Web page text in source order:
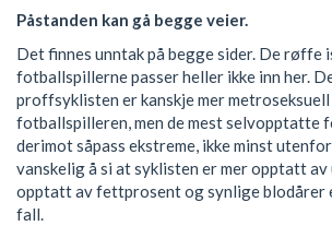
Påstanden kan gå begge veier.
Det finnes unntak på begge sider. De røffe
fotballspillerne passer heller ikke inn her.
proffsyklisten er kanskje mer metroseksuell
fotballspilleren, men de mest selvopptatte
derimot såpass ekstreme, ikke minst
vanskelig å si at syklisten er mer opptatt av
opptatt av fettprosent og synlige blodårer
fall.